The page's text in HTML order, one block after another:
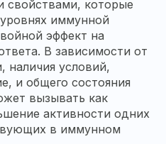
которые
иммунной
эффект на
В зависимости от
наличия условий,
и общего состояния
вызывать как
активности одних
в иммунном